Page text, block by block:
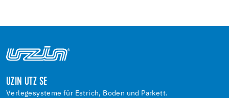
UZIN UTZ SE
Verlegesysteme für Estrich, Boden und Parkett.